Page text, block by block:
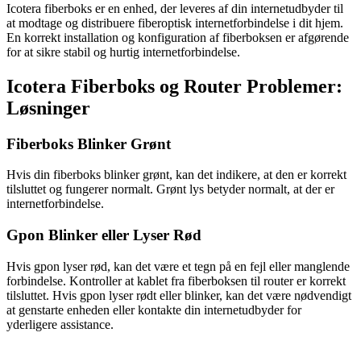
Icotera fiberboks er en enhed, der leveres af din internetudbyder til
at modtage og distribuere fiberoptisk internetforbindelse i dit hjem.
En korrekt installation og konfiguration af fiberboksen er afgørende
for at sikre stabil og hurtig internetforbindelse.
Icotera Fiberboks og Router Problemer:
Løsninger
Fiberboks Blinker Grønt
Hvis din fiberboks blinker grønt, kan det indikere, at den er korrekt
tilsluttet og fungerer normalt. Grønt lys betyder normalt, at der er
internetforbindelse.
Gpon Blinker eller Lyser Rød
Hvis gpon lyser rød, kan det være et tegn på en fejl eller manglende
forbindelse. Kontroller at kablet fra fiberboksen til router er korrekt
tilsluttet. Hvis gpon lyser rødt eller blinker, kan det være nødvendigt
at genstarte enheden eller kontakte din internetudbyder for
yderligere assistance.